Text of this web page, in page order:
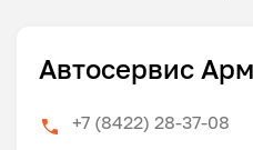
Автосервис
+7 (8422) 28-37-08